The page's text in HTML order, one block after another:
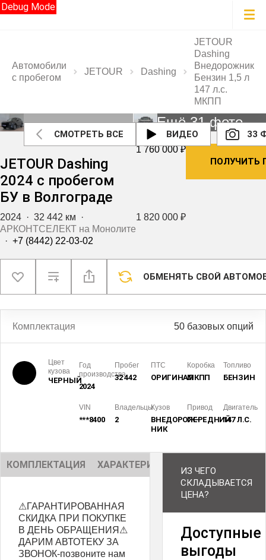
Debug Mode
Автомобили
с пробегом
JETOUR Dashing
JETOUR
Dashing
Внедорожник
Бензин 1,5 л
147 л.с.
МКПП
СМОТРЕТЬ ВСЕ ВИДЕО 33
Ещё 31 фото
JETOUR Dashing
2024 с пробегом
БУ в Волгограде
1 760 000 ₽
2024 · 32 442 км ·
АРКОНТСЕЛЕКТ на Монолите
· +7 (8442) 22-03-02
1 820 000 ₽
ПОЛУЧИТЬ
ОБМЕНЯТЬ СВОЙ
Комплектация 50 базовых опций
Цвет
кузова
ЧЕРНЫЙ
Год
производства
2024
Пробег
32 442
ПТС
ОРИГИНАЛ
Коробка
МКПП
Топливо
БЕНЗИН
VIN
***8400
Владельцы
2
Кузов
ВНЕДОРОЖ­
НИК
Привод
ПЕРЕДНИЙ
Двигатель
147 Л.С.
КОМПЛЕКТАЦИЯ ХАРАКТЕРИСТИКИ ОПИСАНИЕ
⚠ГАРАНТИРОВАННАЯ
СКИДКА ПРИ ПОКУПКЕ
В ДЕНЬ ОБРАЩЕНИЯ⚠
ДАРИМ АВТОТЕКУ ЗА
ЗВОНОК-позвоните нам
ИЗ ЧЕГО
СКЛАДЫВАЕТСЯ
ЦЕНА?
Доступные
выгоды